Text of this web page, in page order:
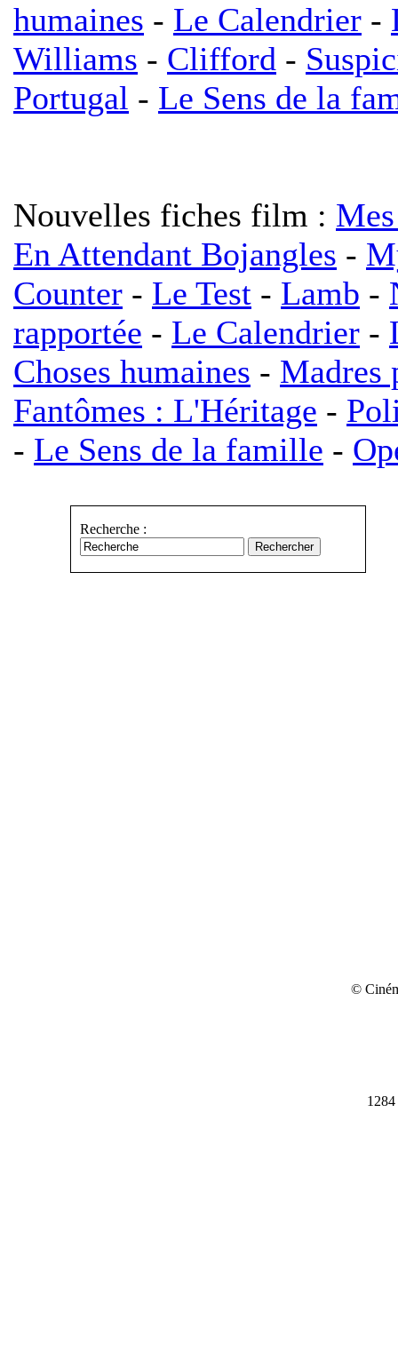
humaines - Le Calendrier -
Williams - Clifford -
Portugal - Le Sens de la
Nouvelles fiches film :
En Attendant Bojangles -
Counter - Le Test - Lamb -
rapportée - Le Calendrier -
Choses humaines - Madres
Fantômes : L'Héritage -
- Le Sens de la famille -
Recherche :
©